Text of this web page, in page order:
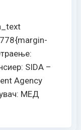
SIDA –
Agency
МЕД